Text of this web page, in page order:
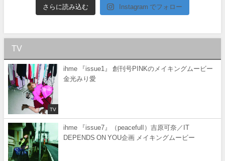
さらに読み込む Instagram でフォロー
TV
TV
ihme 『issue1』 創刊号PINKのメイキングムービー
金光みり愛
ihme 『issue7』（peacefulI）吉原可奈／IT
DEPENDS ON YOU企画 メイキングムービー